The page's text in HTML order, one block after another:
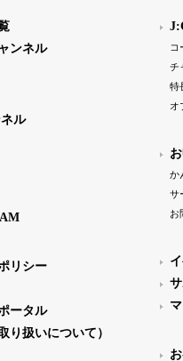
ンネル
ル
リシー
ータル
り扱いについて）
コ
チ
特
オ
か
サ
お